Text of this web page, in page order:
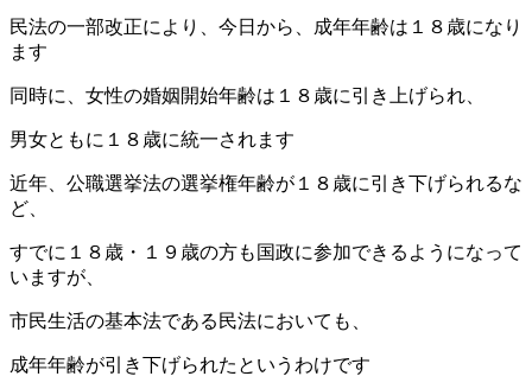
民法の一部改正により、今日から、成年年齢は１８歳になり
ます
同時に、女性の婚姻開始年齢は１８歳に引き上げられ、
男女ともに１８歳に統一されます
近年、公職選挙法の選挙権年齢が１８歳に引き下げられるな
ど、
すでに１８歳・１９歳の方も国政に参加できるようになって
いますが、
市民生活の基本法である民法においても、
成年年齢が引き下げられたというわけです